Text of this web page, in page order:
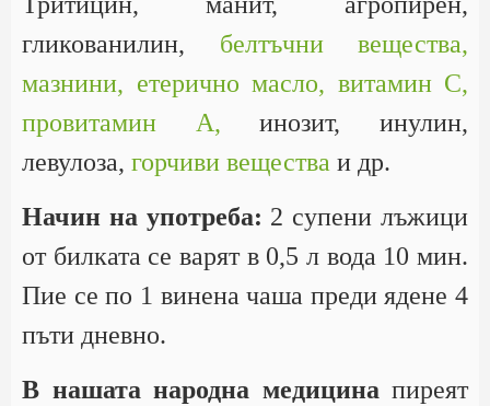
гликованилин, белтъчни вещества,
мазнини, етерично масло, витамин С,
провитамин А, инозит, инулин,
левулоза, горчиви вещества и др.
Начин на употреба: 2 супени лъжици
от билката се варят в 0,5 л вода 10 мин.
Пие се по 1 винена чаша преди ядене 4
пъти дневно.
В нашата народна медицинапиреят